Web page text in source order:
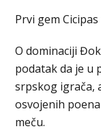
Prvi gem
O dominaciji
podatak da je u
srpskog igrača,
osvojenih
meču.